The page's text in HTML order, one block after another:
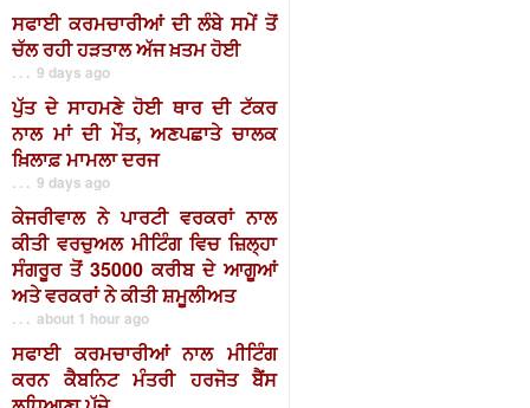
ਸਫਾਈ ਕਰਮਚਾਰੀਆਂ ਦੀ ਲੰਬੇ ਸਮੇਂ ਤੋਂ
ਚੱਲ ਰਹੀ ਹੜਤਾਲ ਅੱਜ ਖ਼ਤਮ ਹੋਈ
. . . 9 days ago
ਪੁੱਤ ਦੇ ਸਾਹਮਣੇ ਹੋਈ ਥਾਰ ਦੀ ਟੱਕਰ
ਨਾਲ ਮਾਂ ਦੀ ਮੌਤ, ਅਣਪਛਾਤੇ ਚਾਲਕ
ਖ਼ਿਲਾਫ਼ ਮਾਮਲਾ ਦਰਜ
. . . 9 days ago
ਕੇਜਰੀਵਾਲ ਨੇ ਪਾਰਟੀ ਵਰਕਰਾਂ ਨਾਲ
ਕੀਤੀ ਵਰਚੁਅਲ ਮੀਟਿੰਗ ਵਿਚ ਜ਼ਿਲ੍ਹਾ
ਸੰਗਰੂਰ ਤੋਂ 35000 ਕਰੀਬ ਦੇ ਆਗੂਆਂ
ਅਤੇ ਵਰਕਰਾਂ ਨੇ ਕੀਤੀ ਸ਼ਮੂਲੀਅਤ
. . . about 1 hour ago
ਸਫਾਈ ਕਰਮਚਾਰੀਆਂ ਨਾਲ ਮੀਟਿੰਗ
ਕਰਨ ਕੈਬਨਿਟ ਮੰਤਰੀ ਹਰਜੋਤ ਬੈਂਸ